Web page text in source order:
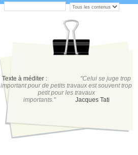
Texte à méditer :
"Celui se juge trop
important pour de petits travaux est souvent trop
petit pour les travaux
importants."
Jacques Tati